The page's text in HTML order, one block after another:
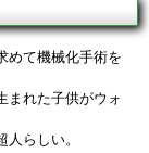
めて機械化手術を
まれた子供がウォ
らしい。